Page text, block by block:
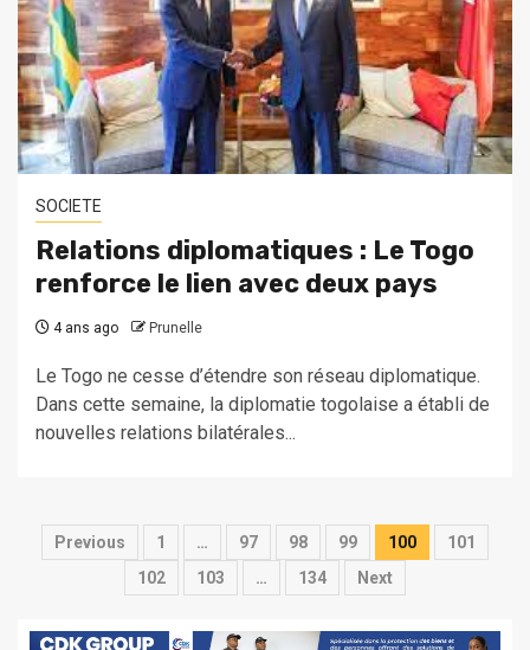
SOCIETE
Relations diplomatiques : Le Togo
renforce le lien avec deux pays
4 ans ago Prunelle
Le Togo ne cesse d’étendre son réseau diplomatique.
Dans cette semaine, la diplomatie togolaise a établi de
nouvelles relations bilatérales...
Pagination
publications
Previous 1 … 97 98 99 100
101
102
103 … 134 Next